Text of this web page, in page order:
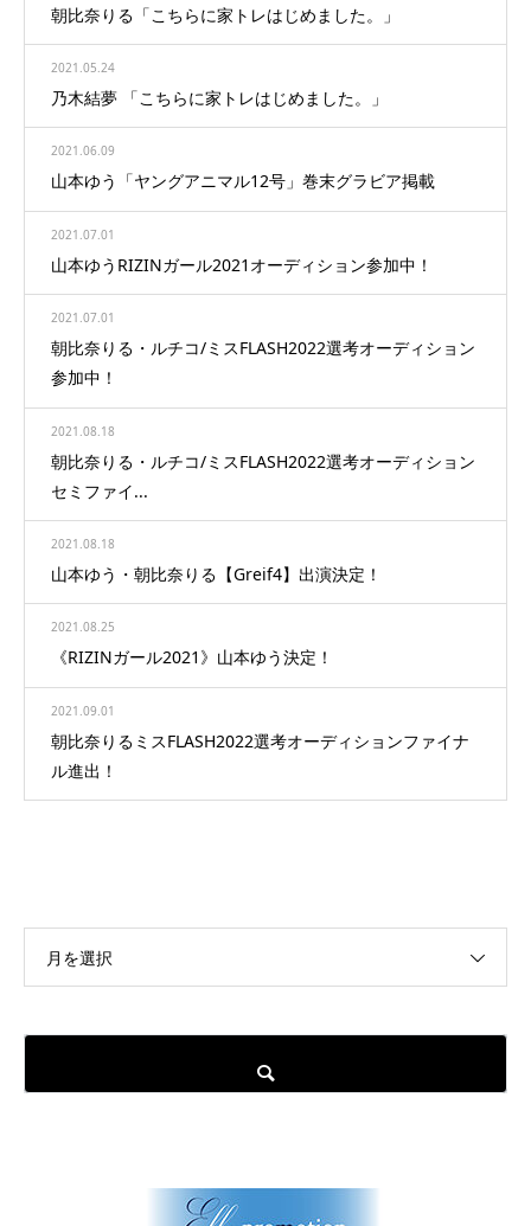
朝比奈りる「こちらに家トレはじめました。」
2021.05.24
乃木結夢 「こちらに家トレはじめました。」
2021.06.09
山本ゆう「ヤングアニマル12号」巻末グラビア掲載
2021.07.01
山本ゆうRIZINガール2021オーディション参加中！
2021.07.01
朝比奈りる・ルチコ/ミスFLASH2022選考オーディション
参加中！
2021.08.18
朝比奈りる・ルチコ/ミスFLASH2022選考オーディション
セミファイ...
2021.08.18
山本ゆう・朝比奈りる【Greif4】出演決定！
2021.08.25
《RIZINガール2021》山本ゆう決定！
2021.09.01
朝比奈りるミスFLASH2022選考オーディションファイナ
ル進出！
月を選択